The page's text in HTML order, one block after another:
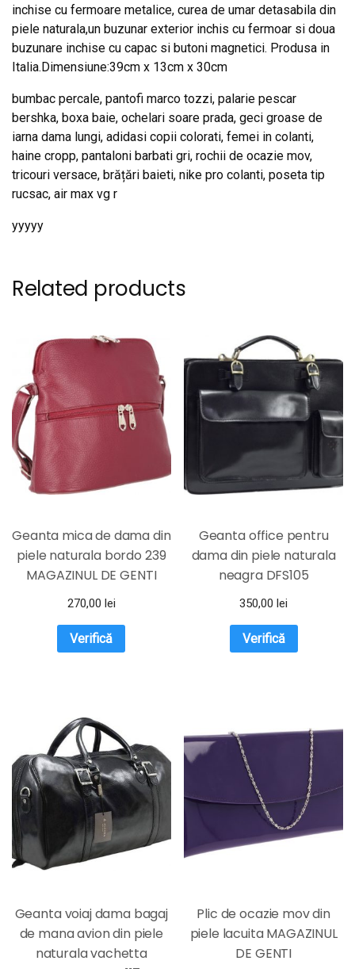
inchise cu fermoare metalice, curea de umar detasabila din
piele naturala,un buzunar exterior inchis cu fermoar si doua
buzunare inchise cu capac si butoni magnetici. Produsa in
Italia.Dimensiune:39cm x 13cm x 30cm
bumbac percale, pantofi marco tozzi, palarie pescar
bershka, boxa baie, ochelari soare prada, geci groase de
iarna dama lungi, adidasi copii colorati, femei in colanti,
haine cropp, pantaloni barbati gri, rochii de ocazie mov,
tricouri versace, brățări baieti, nike pro colanti, poseta tip
rucsac, air max vg r
yyyyy
Related products
Geanta mica de dama din
piele naturala bordo 239
MAGAZINUL DE GENTI
270,00 lei
Verifică
Geanta office pentru
dama din piele naturala
neagra DFS105
350,00lei
Verifică
Geanta voiaj dama bagaj
de mana avion din piele
naturala vachetta
Plic de ocazie mov din
piele lacuita MAGAZINUL
DE GENTI